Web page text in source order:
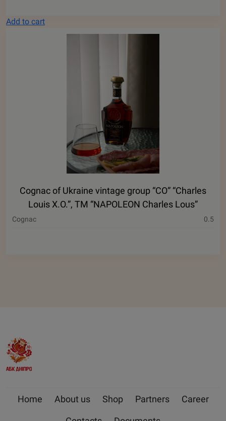
Add to cart
Cognac of Ukraine vintage group “CO” “Charles
Louis X.O.”, ТМ “NAPOLEON Charles Lous”
Cognac 0.5
Home About us Shop Partners Career